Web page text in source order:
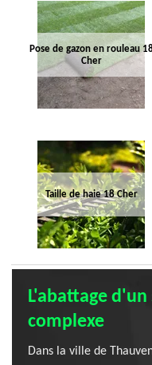
Pose de gazon en rouleau
Cher
Taille de haie 18 Cher
L'abattage
complexe
Dans la ville de